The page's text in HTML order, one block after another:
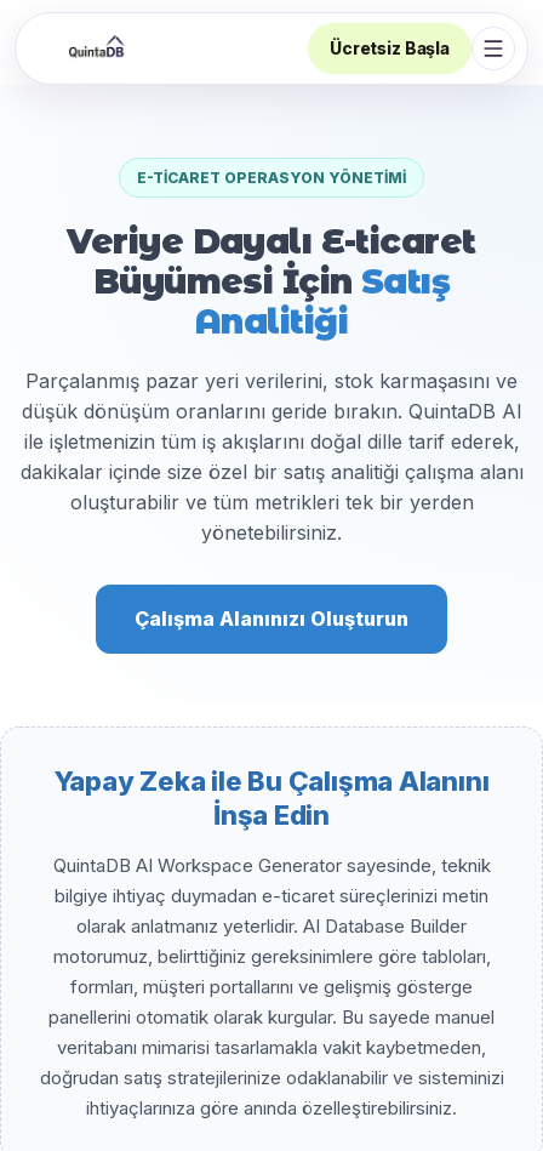
Ücretsiz Başla
E-TICARET OPERASYON YÖNETIMI
Veriye Dayalı E-ticaret
Büyümesi İçin Satış
Analitiği
Parçalanmış pazar yeri verilerini, stok karmaşasını ve
düşük dönüşüm oranlarını geride bırakın. QuintaDB AI
ile işletmenizin tüm iş akışlarını doğal dille tarif ederek,
dakikalar içinde size özel bir satış analitiği çalışma alanı
oluşturabilir ve tüm metrikleri tek bir yerden
yönetebilirsiniz.
Çalışma Alanınızı Oluşturun
Yapay Zeka ile Bu Çalışma Alanını
İnşa Edin
QuintaDB AI Workspace Generator sayesinde, teknik
bilgiye ihtiyaç duymadan e-ticaret süreçlerinizi metin
olarak anlatmanız yeterlidir. AI Database Builder
motorumuz, belirttiğiniz gereksinimlere göre tabloları,
formları, müşteri portallarını ve gelişmiş gösterge
panellerini otomatik olarak kurgular. Bu sayede manuel
veritabanı mimarisi tasarlamakla vakit kaybetmeden,
doğrudan satış stratejilerinize odaklanabilir ve sisteminizi
ihtiyaçlarınıza göre anında özelleştirebilirsiniz.